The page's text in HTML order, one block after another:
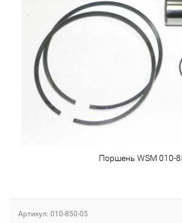
Поршень WSM 010-
Артикул: 010-850-05